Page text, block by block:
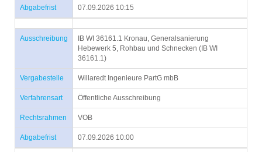
Abgabefrist 07.09.2026 10:15
Ausschreibung
IB WI 36161.1 Kronau, Generalsanierung
Hebewerk 5, Rohbau und Schnecken (IB WI
36161.1)
Vergabestelle Willaredt Ingenieure PartG mbB
Verfahrensart Öffentliche Ausschreibung
Rechtsrahmen VOB
Abgabefrist 07.09.2026 10:00